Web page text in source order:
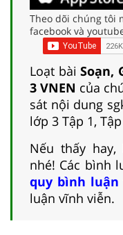
Theo dõi chúng tôi
facebook và
Loạt bàiSoạn,
3 VNEN của
sát nội dung
lớp 3 Tập 1,
Nếu thấy
nhé! Các bình
quy bình luận
luận vĩnh viễn.